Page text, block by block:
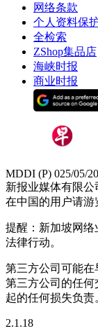
网络条款
个人资料保
全检索
ZShop集品店
海峡时报
商业时报
MDDI (P) 025/05/
新报业媒体有限公
在中国的用户请游
提醒：新加坡网
法律行动。
第三方公司可能
第三方公司的任何
起的任何损失负责
2.1.18